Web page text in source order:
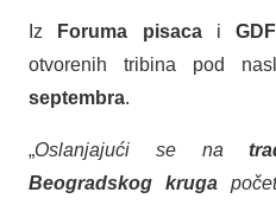
Iz Foruma pisacai GDF
otvorenih tribina pod
septembra.
„Oslanjajući se na
Beogradskog kruga